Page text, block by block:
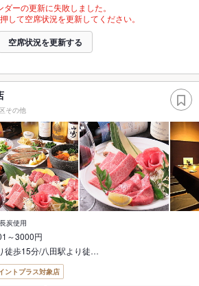
ダーの更新に失敗しました。
して空席状況を更新してください。
空席状況を更新する
その他
炭使用
～3000円
徒歩15分/八田駅より徒…
ントプラス対象店